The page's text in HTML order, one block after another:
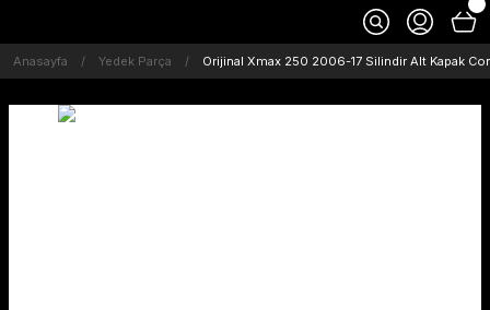
Anasayfa Yedek Parça Orijinal Xmax 250 2006-17 Silindir Alt Kapak